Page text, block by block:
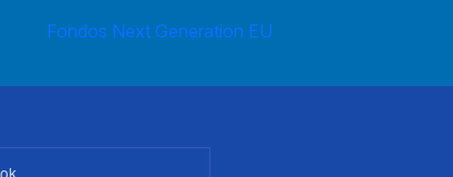
Fondos Next Generation EU